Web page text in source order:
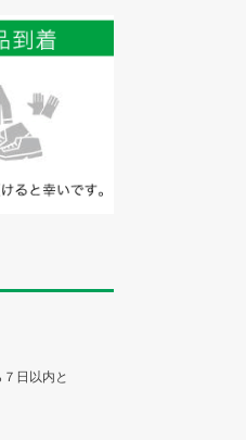
日以内と